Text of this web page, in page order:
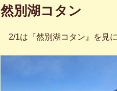
稿
日:
然別湖コタン
2/1は『然別湖コタン』を見